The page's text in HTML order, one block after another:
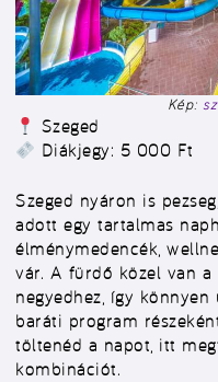
Kép:
Szeged
Diákjegy: 5 000 Ft
Szeged nyáron is
adott egy tartalmas
élménymedencék,
vár. A fürdő közel van a
negyedhez, így
baráti program
töltenéd a napot, itt
kombinációt.